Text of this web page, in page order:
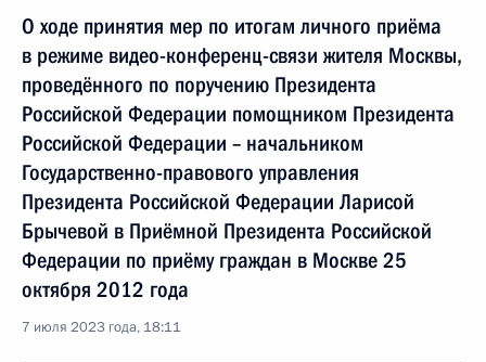
О ходе принятия мер по итогам личного приёма
в режиме видео-конференц-связи жителя Москвы,
проведённого по поручению Президента
Российской Федерации помощником Президента
Российской Федерации – начальником
Государственно-правового управления
Президента Российской Федерации Ларисой
Брычевой в Приёмной Президента Российской
Федерации по приёму граждан в Москве 25
октября 2012 года
7 июля 2023 года, 18:11